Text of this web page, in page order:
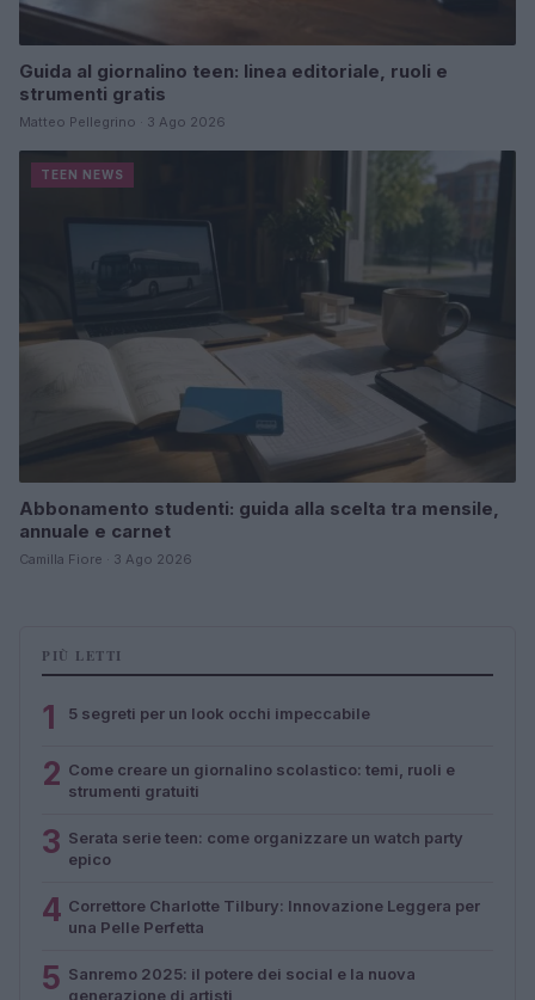
Guida al giornalino teen: linea editoriale, ruoli e
strumenti gratis
Matteo Pellegrino · 3 Ago 2026
TEEN NEWS
Abbonamento studenti: guida alla scelta tra mensile,
annuale e carnet
Camilla Fiore · 3 Ago 2026
PIÙ LETTI
1 5 segreti per un look occhi impeccabile
2 Come creare un giornalino scolastico: temi, ruoli e
strumenti gratuiti
3 Serata serie teen: come organizzare un watch party
epico
4 Correttore Charlotte Tilbury: Innovazione Leggera per
una Pelle Perfetta
5 Sanremo 2025: il potere dei social e la nuova
generazione di artisti